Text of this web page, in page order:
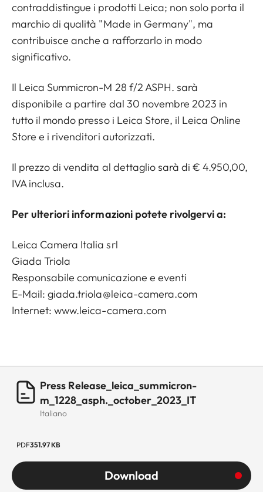
contraddistingue i prodotti Leica; non solo porta il
marchio di qualità "Made in Germany", ma
contribuisce anche a rafforzarlo in modo
significativo.
Il Leica Summicron-M 28 f/2 ASPH. sarà
disponibile a partire dal 30 novembre 2023 in
tutto il mondo presso i Leica Store, il Leica Online
Store e i rivenditori autorizzati.
Il prezzo di vendita al dettaglio sarà di € 4.950,00,
IVA inclusa.
Per ulteriori informazioni potete rivolgervi a:
Leica Camera Italia srl
Giada Triola
Responsabile comunicazione e eventi
E-Mail:giada.triola@leica-camera.com
Internet:www.leica-camera.com
Press Release_leica_summicron-
m_1228_asph._october_2023_IT
Italiano
PDF351.97 KB
Download